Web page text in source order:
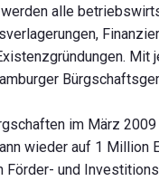
alle
im März
wieder auf 1 Million
und